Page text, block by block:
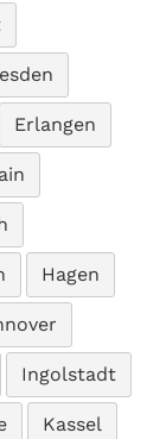
Erlangen
Hagen
Ingolstadt
Kassel